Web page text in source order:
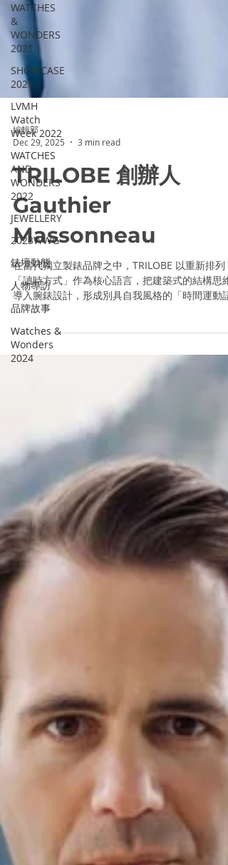
WATCHES
&
WONDERS
2021
SHOWCASE
2021
LVMH
Watch
Week 2022
WATCHES
AND
WONDERS
2022
JEWELLERY
2023WWG
錶壇動態
人物專訪
品牌故事
Watches &
Wonders
2024
編輯部
Dec 29, 2025
3 min read
TRILOBE 創辦人
Gauthier
Massonneau
在當代獨立製錶品牌之中，TRILOBE 以重新排列
「讀時方式」作為核心語言，把建築式的結構思維
導入腕錶設計，形成別具自我風格的「時間運動語
法」。 TRILOBE 創辦人 Gauthier Massonneau
非出身製錶世家，成長環境圍繞建築與設計，這一
背景讓他得以跳脫傳統製錶思維，重新思考時間的
呈現方式。他不僅創立 TRILOBE，也親自負責品牌
定位與產品設計，甚至包括機芯，可以說整個品牌
的鮮明特質皆出自他。TRILOBE 腕錶最大的特色就
是沒有指針，而是讓時間盤移動，Gauthier 一改
統的讀時邏輯，並用極簡、偏心與留白的設計語
言，創造出具有一致性與辨識度的品牌特色。 Une
Folle Journée“Dune”Titanium 他解釋： 「我們
轉傳統的走時形式， 如果你拿起這只錶調整時間，
你看到的是時間在移動，而時間指示則始終停在原
地。」 除了獨特的讀時方式，TRILOBE 的系列還
受文學與藝術啟發，作品多以書籍、詩作或藝術作
品命名。例如名為 Une Folle Journée 的錶款，在
法文中代表「瘋狂的一天」，取自一本同名書